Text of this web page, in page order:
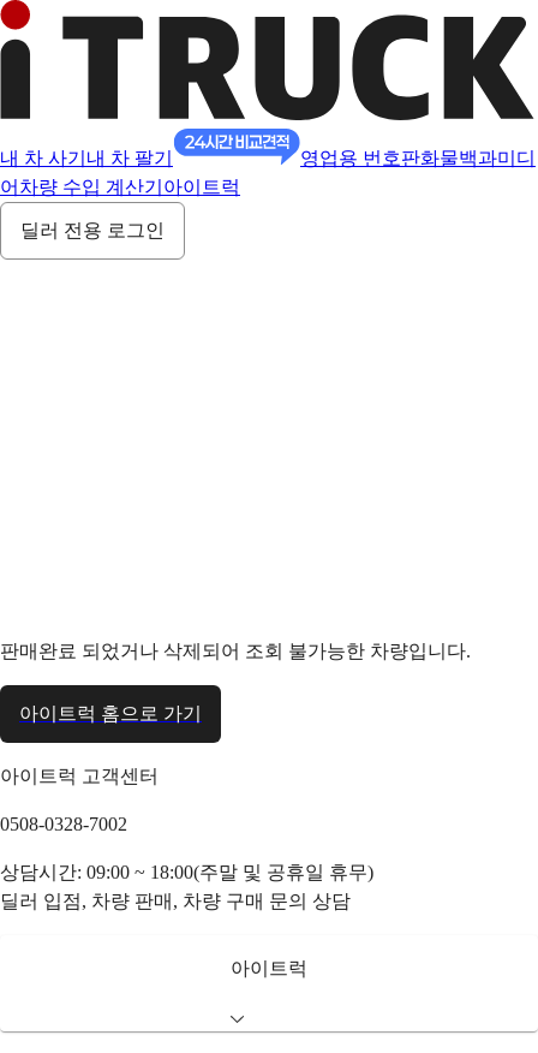
내 차 사기 내 차 팔기 영업용 번호판화물백과미디
어 차량 수입 계산기 아이트럭
딜러 전용 로그인
판매완료 되었거나 삭제되어 조회 불가능한 차량입니다.
아이트럭 홈으로 가기
아이트럭 고객센터
0508-0328-7002
상담시간: 09:00 ~ 18:00(주말 및 공휴일 휴무)
딜러 입점, 차량 판매, 차량 구매 문의 상담
아이트럭